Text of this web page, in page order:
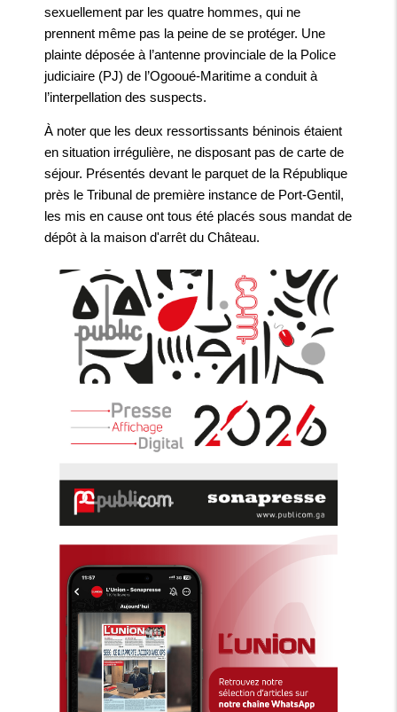
sexuellement par les quatre hommes, qui ne
prennent même pas la peine de se protéger. Une
plainte déposée à l’antenne provinciale de la Police
judiciaire (PJ) de l’Ogooué-Maritime a conduit à
l’interpellation des suspects.
À noter que les deux ressortissants béninois étaient
en situation irrégulière, ne disposant pas de carte de
séjour. Présentés devant le parquet de la République
près le Tribunal de première instance de Port-Gentil,
les mis en cause ont tous été placés sous mandat de
dépôt à la maison d'arrêt du Château.